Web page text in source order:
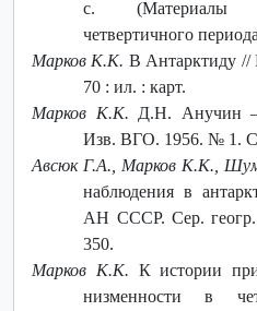
с. (Материалы
четвертичного
Марков К.К. В Антарктиду
70 : ил. : карт.
Марков К.К. Д.Н. Анучин –
Изв. ВГО. 1956. № 1.
Авсюк Г.А., Марков К.К.,
наблюдения в
АН СССР. Сер.
350.
Марков К.К. К истории
низменности в